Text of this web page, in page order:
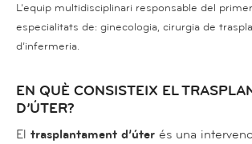
L’equip multidisciplinari responsable del
especialitats de: ginecologia, cirurgia de
d’infermeria.
EN QUÈ CONSISTEIX EL
D’ÚTER?
El trasplantament d’úter és una